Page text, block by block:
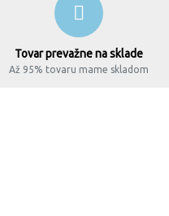
Tovar prevažne na sklade
Až 95% tovaru mame skladom